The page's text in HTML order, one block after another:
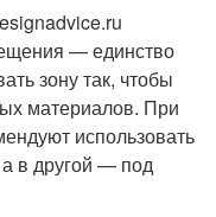
— единство
зону так, чтобы
материалов. При
использовать
в другой — под